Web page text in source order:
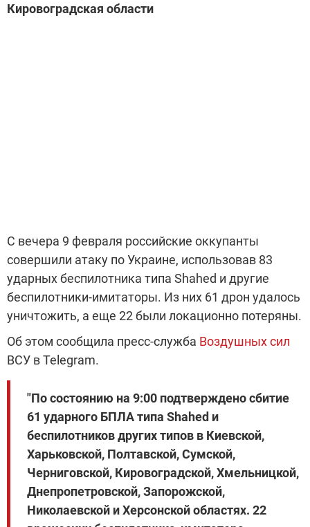
Кировоградская области
С вечера 9 февраля российские оккупанты
совершили атаку по Украине, использовав 83
ударных беспилотника типа Shahed и другие
беспилотники-имитаторы. Из них 61 дрон удалось
уничтожить, а еще 22 были локационно потеряны.
Об этом сообщила пресс-служба Воздушных сил
ВСУ в Telegram.
"По состоянию на 9:00 подтверждено сбитие
61 ударного БПЛА типа Shahed и
беспилотников других типов в Киевской,
Харьковской, Полтавской, Сумской,
Черниговской, Кировоградской, Хмельницкой,
Днепропетровской, Запорожской,
Николаевской и Херсонской областях. 22